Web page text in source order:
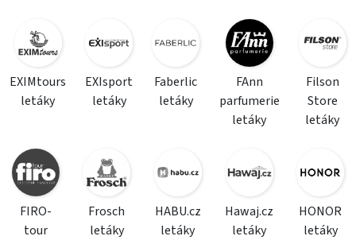
EXIMtours
letáky
EXIsport
letáky
Faberlic
letáky
FAnn
parfumerie
letáky
Filson
Store
letáky
FIRO-
tour
Frosch
letáky
HABU.cz
letáky
Hawaj.cz
letáky
HONOR
letáky